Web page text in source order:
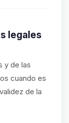
legales
y de las
cuando es
de la